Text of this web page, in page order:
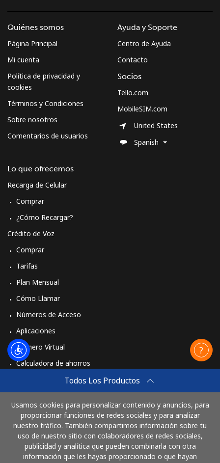
Todos Los Productos
Usamos cookies para personalizar contenido y anuncios, para
proporcionar funciones de redes sociales y para analizar
nuestro tráfico. También compartimos información sobre tu
uso de nuestro sitio con colaboradores de redes sociales,
publicidad y analítica que pueden combinarla con otra
información que les hayas proporcionado o que hayan
Quiénes somos
Página Principal
Mi cuenta
Política de privacidad y
cookies
Términos y Condiciones
Sobre nosotros
Comentarios de usuarios
Lo que ofrecemos
Recarga de Celular
Comprar
¿Cómo Recargar?
Crédito de Voz
Comprar
Tarifas
Plan Mensual
Cómo Llamar
Números de Acceso
Aplicaciones
Número Virtual
Calculadora de ahorros
Comprar
Cómo funciona
Ayuda y Soporte
Centro de Ayuda
Contacto
Socios
Tello.com
MobileSIM.com
United States
Spanish
Paga con